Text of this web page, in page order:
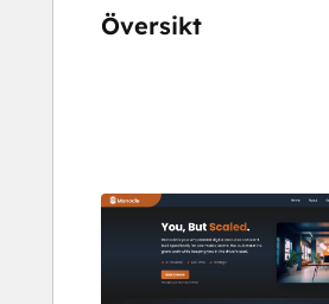
Översikt
andra
alternativ